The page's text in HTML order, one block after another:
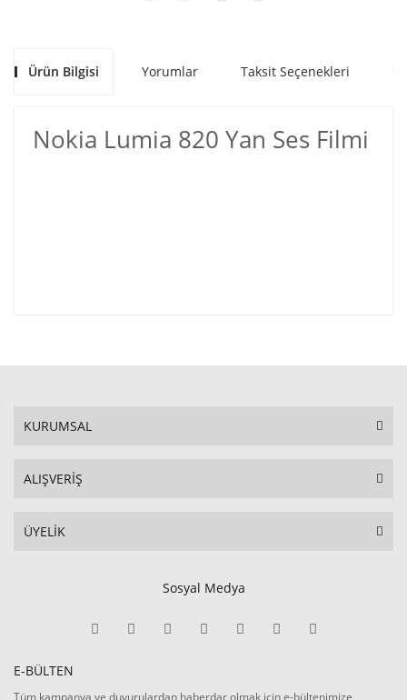
Ürün Bilgisi Yorumlar Taksit Seçenekleri
Nokia Lumia 820 Yan Ses Filmi
KURUMSAL
ALIŞVERİŞ
ÜYELİK
Sosyal Medya
E-BÜLTEN
Tüm kampanya ve duyurulardan haberdar olmak için e-bültenimize